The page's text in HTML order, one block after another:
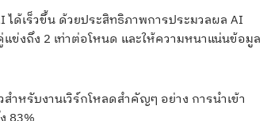
ด้เร็วขึ้น ด้วยประสิทธิภาพการประมวลผล AI
ข่งถึง 2 เท่าต่อโหนด และให้ความหนาแน่นข้อมูล
สำหรับงานเวิร์กโหลดสำคัญๆ อย่าง การนำเข้า